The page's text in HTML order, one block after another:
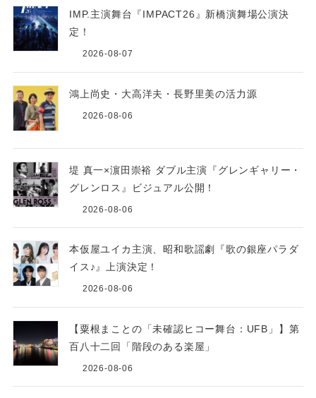
IMP.主演舞台『IMPACT26』新橋演舞場公演決
定！
2026-08-07
鴻上尚史・大高洋夫・長野里美の活力源
2026-08-06
堤 真一×濵田崇裕 ダブル主演『グレンギャリー・
グレンロス』ビジュアル公開！
2026-08-06
本仮屋ユイカ主演、昭和歌謡劇『歌の銀座パラダ
イス♪』上演決定！
2026-08-06
【粟根まことの「未確認ヒコー舞台：UFB」】第
百八十二回「階段のある楽屋」
2026-08-06